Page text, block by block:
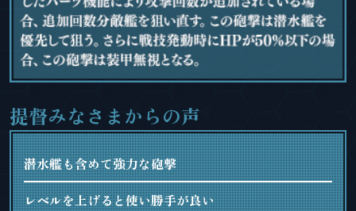
提督みなさまからの声
潜水艦も含めて強力な砲撃
レベルを上げると使い勝手が良い